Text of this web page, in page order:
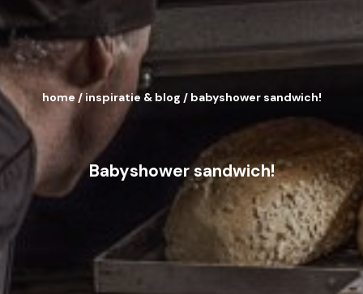
Babyshower sandwich!
home /inspiratie & blog / babyshower sandwich!